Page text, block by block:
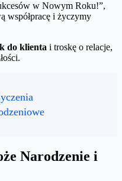
w Nowym Roku!”,
współpracę i życzymy
do klienta i troskę o relacje,
Narodzenie i